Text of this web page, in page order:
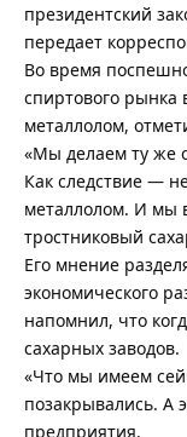
президентский
передает
Во время
спиртового рынка
металлолом,
«Мы делаем ту же
Как следствие —
металлолом. И мы
тростниковый
Его мнение
экономического
напомнил, что
сахарных заводов.
«Что мы имеем
позакрывались. А
предприятия.